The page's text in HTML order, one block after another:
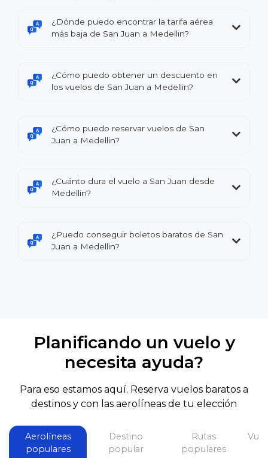
¿Dónde puedo encontrar la tarifa aérea
más baja de San Juan a Medellin?
¿Cómo puedo obtener un descuento en
los vuelos de San Juan a Medellin?
¿Cómo puedo reservar vuelos de San
Juan a Medellin?
¿Cuánto dura el vuelo a San Juan desde
Medellin?
¿Puedo conseguir boletos baratos de San
Juan a Medellin?
Planificando un vuelo y
necesita ayuda?
Para eso estamos aquí. Reserva vuelos baratos a
destinos y con las aerolíneas de tu elección
Aerolíneas
populares
Destino
popular
Rutas
populares